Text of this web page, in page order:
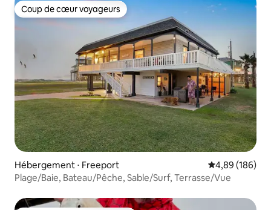
Coup de cœur voyageurs
Coup de cœur voyageurs
Hébergement ⋅ Freeport Évaluation
4,89 (186)
Plage/Baie, Bateau/Pêche, Sable/Surf, Terrasse/Vue